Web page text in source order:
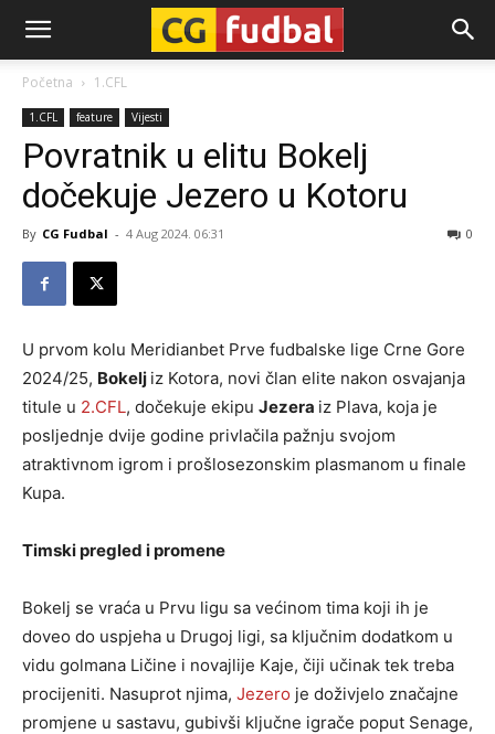
CG-
Fudbal
Početna 1.CFL
1.CFL feature Vijesti
Povratnik u elitu Bokelj
dočekuje Jezero u Kotoru
By CG Fudbal - 4 Aug 2024. 06:31 0
U prvom kolu Meridianbet Prve fudbalske lige Crne Gore
2024/25, Bokelj iz Kotora, novi član elite nakon osvajanja
titule u 2.CFL, dočekuje ekipu Jezera iz Plava, koja je
posljednje dvije godine privlačila pažnju svojom
atraktivnom igrom i prošlosezonskim plasmanom u finale
Kupa.
Timski pregled i promene
Bokelj se vraća u Prvu ligu sa većinom tima koji ih je
doveo do uspjeha u Drugoj ligi, sa ključnim dodatkom u
vidu golmana Ličine i novajlije Kaje, čiji učinak tek treba
procijeniti. Nasuprot njima, Jezero je doživjelo značajne
promjene u sastavu, gubivši ključne igrače poput Senage,